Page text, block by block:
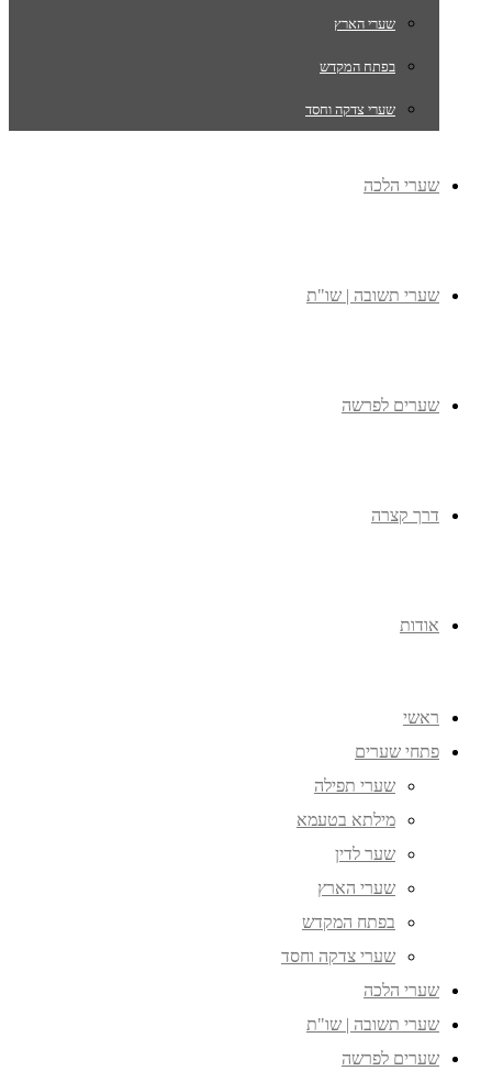
שערי הארץ
בפתח המקדש
שערי צדקה וחסד
שערי הלכה
שערי תשובה | שו"ת
שערים לפרשה
דרך קצרה
אודות
ראשי
פתחי שערים
שערי תפילה
מילתא בטעמא
שער לדין
שערי הארץ
בפתח המקדש
שערי צדקה וחסד
שערי הלכה
שערי תשובה | שו"ת
שערים לפרשה